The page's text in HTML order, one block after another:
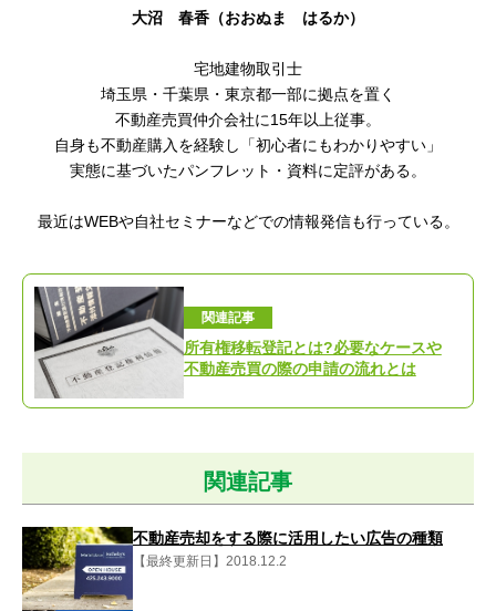
大沼 春香（おおぬま はるか）
宅地建物取引士
埼玉県・千葉県・東京都一部に拠点を置く
不動産売買仲介会社に15年以上従事。
自身も不動産購入を経験し「初心者にもわかりやすい」
実態に基づいたパンフレット・資料に定評がある。
最近はWEBや自社セミナーなどでの情報発信も行っている。
関連記事
所有権移転登記とは?必要なケースや
不動産売買の際の申請の流れとは
関連記事
不動産売却をする際に活用したい広告の種類
【最終更新日】2018.12.2